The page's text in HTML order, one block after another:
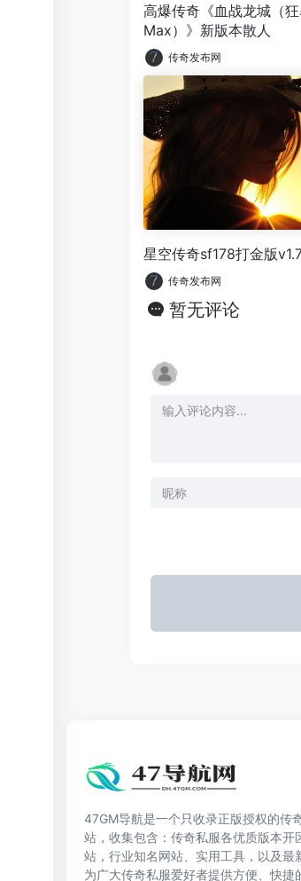
高爆传奇《血战龙城（
Max）》新版本散人
传奇发布网
星空传奇sf178打金版
传奇发布网
暂无评论
47GM导航是一个只收录正版授权的传
站，收集包含：传奇私服各优质版本开
站，行业知名网站、实用工具，以及最
为广大传奇私服爱好者提供方便、快捷